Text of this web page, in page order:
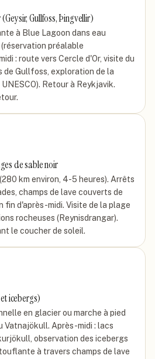
Gullfoss, Þingvellir)
à Blue Lagoon dans eau
préalable
: route vers Cercle d'Or, visite du
de Gullfoss, exploration de la
Retour à Reykjavik.
de sable noir
km environ, 4-5 heures). Arrêts
champs de lave couverts de
fin d'après-midi. Visite de la plage
rocheuses (Reynisdrangar).
le coucher de soleil.
icebergs)
en glacier ou marche à pied
Vatnajökull. Après-midi : lacs
observation des icebergs
à travers champs de lave